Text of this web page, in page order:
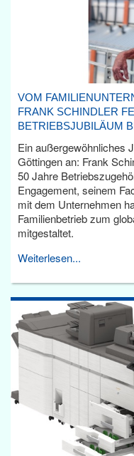
VOM
FRANK SCHINDLER
BETRIEBSJUBILÄUM
Ein außergewöhnliches
Göttingen an: Frank
50 Jahre
Engagement, seinem
mit dem Unternehmen
Familienbetrieb zum
mitgestaltet.
Weiterlesen...